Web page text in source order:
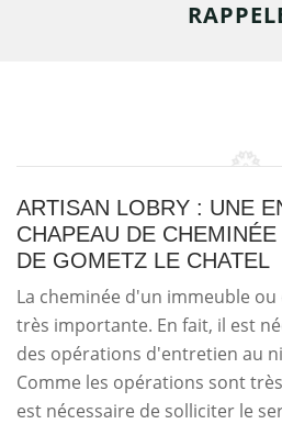
ARTISAN LOBRY : UNE
CHAPEAU DE
DE GOMETZ LE CHATEL
La cheminée d'un immeuble
très importante. En fait, il est
des opérations d'entretien au
Comme les opérations sont
est nécessaire de solliciter le